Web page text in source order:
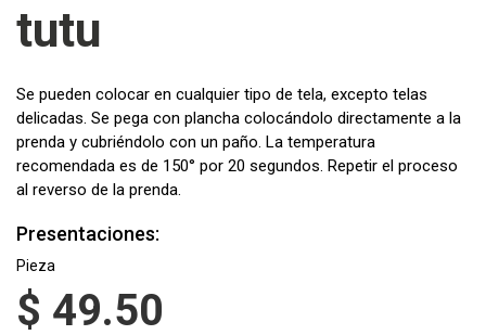
tutu
Se pueden colocar en cualquier tipo de tela, excepto telas
delicadas. Se pega con plancha colocándolo directamente a la
prenda y cubriéndolo con un paño. La temperatura
recomendada es de 150° por 20 segundos. Repetir el proceso
al reverso de la prenda.
Presentaciones:
Pieza
$ 49.50